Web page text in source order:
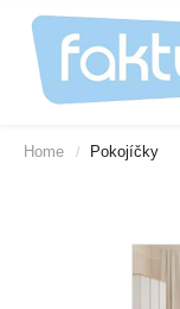
Home / Pokojíčky